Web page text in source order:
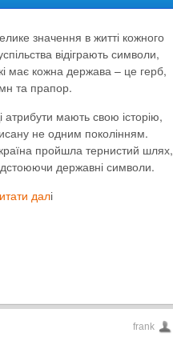
значення в житті кожного
відіграють символи,
має кожна держава – це герб,
та прапор.
атрибути мають свою історію,
не одним поколінням.
пройшла тернистий шлях,
державні символи.
далі
frank